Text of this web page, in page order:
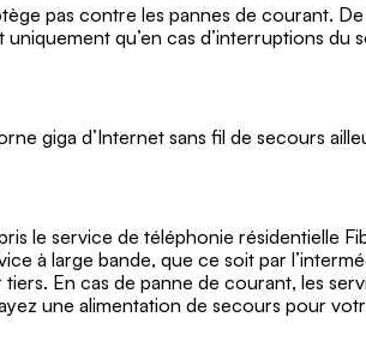
pas contre les pannes de courant.
qu’en cas d’interruptions
giga d’Internet sans fil de secours
le service de téléphonie résidentielle
à large bande, que ce soit par
En cas de panne de courant, les
une alimentation de secours pour